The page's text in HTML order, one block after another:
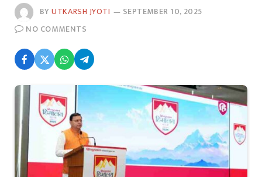
BYUTKARSH JYOTI
SEPTEMBER 10, 2025
NO COMMENTS